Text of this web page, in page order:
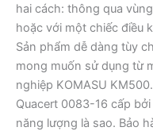
hai cách: thông qua
hoặc với một chiếc điều
Sản phẩm dễ dàng tùy
mong muốn sử dụng từ
nghiệp KOMASU
Quacert 0083-16 cấp
năng lượng là sao. Bảo